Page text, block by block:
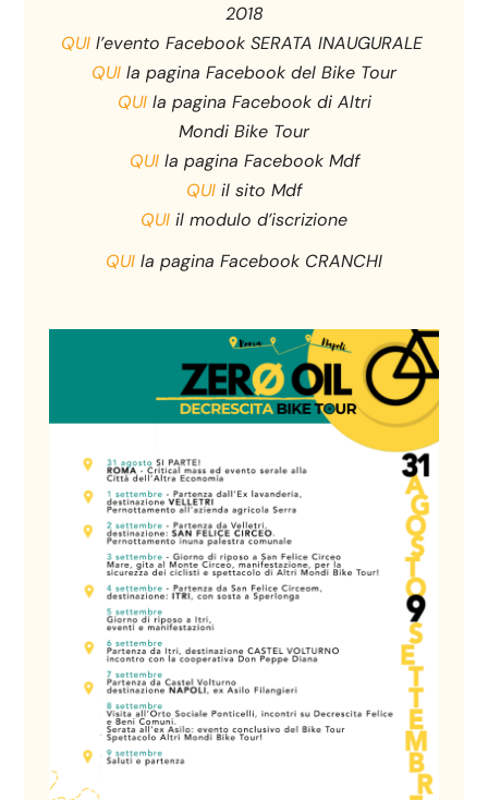
2018
QUIl’evento Facebook SERATA INAUGURALE
QUI la pagina Facebook del Bike Tour
QUIla pagina Facebook di Altri
Mondi Bike Tour
QUIla pagina Facebook Mdf
QUI il sito Mdf
QUI il modulo d’iscrizione
QUI la pagina Facebook CRANCHI